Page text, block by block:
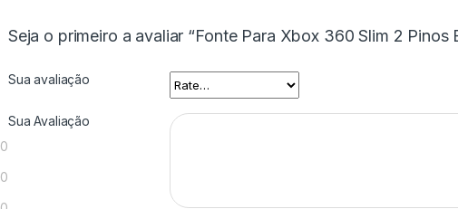
0
0
Seja o primeiro a avaliar “Fonte Para Xbox 360 Slim 2 Pinos
Sua avaliação
Sua Avaliação